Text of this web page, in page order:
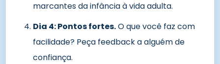
marcantes da infância à vida adulta.
Dia 4: Pontos fortes.O que você faz com
facilidade? Peça feedback a alguém de
confiança.